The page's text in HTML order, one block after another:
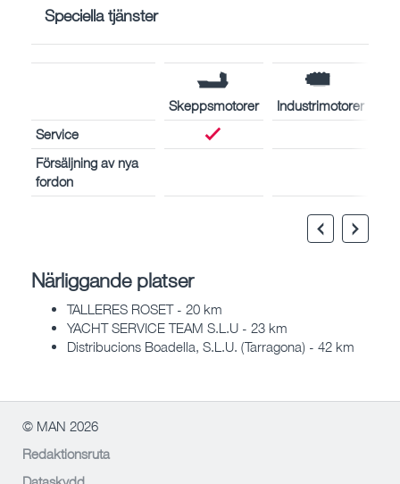
Speciella tjänster
Skeppsmotorer
Industrimotorer
Service
Försäljning av nya
fordon
Närliggande platser
TALLERES ROSET - 20 km
YACHT SERVICE TEAM S.L.U - 23 km
Distribucions Boadella, S.L.U. (Tarragona) - 42 km
© MAN 2026
Redaktionsruta